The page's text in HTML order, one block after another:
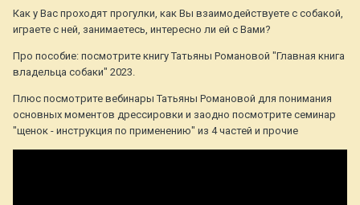
Как у Вас проходят прогулки, как Вы взаимодействуете с собакой,
играете с ней, занимаетесь, интересно ли ей с Вами?
Про пособие: посмотрите книгу Татьяны Романовой "Главная книга
владельца собаки" 2023.
Плюс посмотрите вебинары Татьяны Романовой для понимания
основных моментов дрессировки и заодно посмотрите семинар
"щенок - инструкция по применению" из 4 частей и прочие